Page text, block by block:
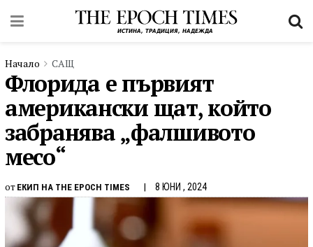
Начало САЩ
Флорида е първият
американски щат, който
забранява „фалшивото
месо“
от ЕКИП НА THE EPOCH TIMES 8 ЮНИ , 2024